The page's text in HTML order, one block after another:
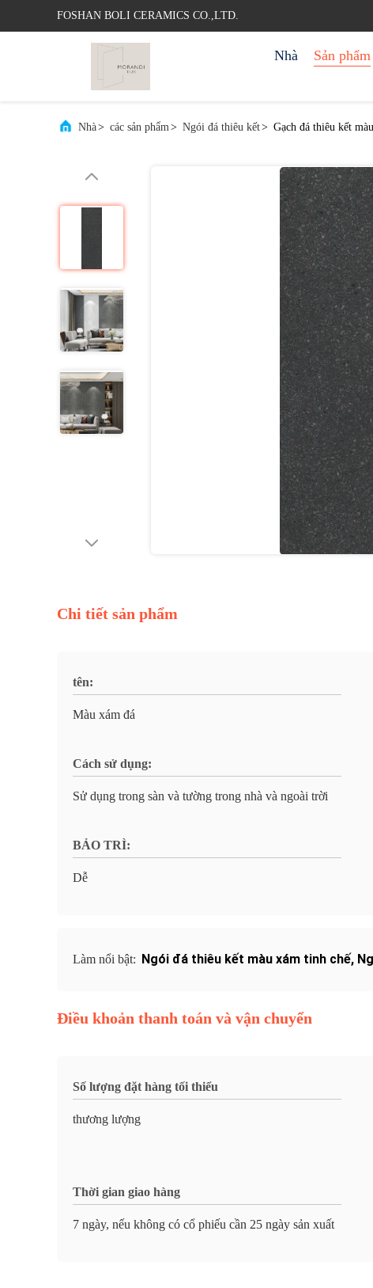
FOSHAN BOLI CERAMICS CO.,LTD.
Nhà Sản phẩm
Nhà> các sản phẩm> Ngói đá thiêu kết> Gạch đá thiêu kết
Chi tiết sản phẩm
tên:
Màu xám đá
Cách sử dụng:
Sử dụng trong sàn và tường trong nhà và ngoài trời
BẢO TRÌ:
Dễ
Làm nổi bật: Ngói đá thiêu kết màu xám tinh chế,
Điều khoản thanh toán và vận chuyển
Số lượng đặt hàng tối thiểu
thương lượng
Thời gian giao hàng
7 ngày, nếu không có cổ phiếu cần 25 ngày sản xuất